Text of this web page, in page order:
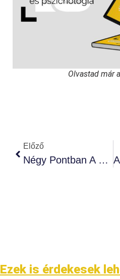
Olvastad már
Előző
Négy Pontban A Webshop Előnyeiről
Ezek is érdekesek